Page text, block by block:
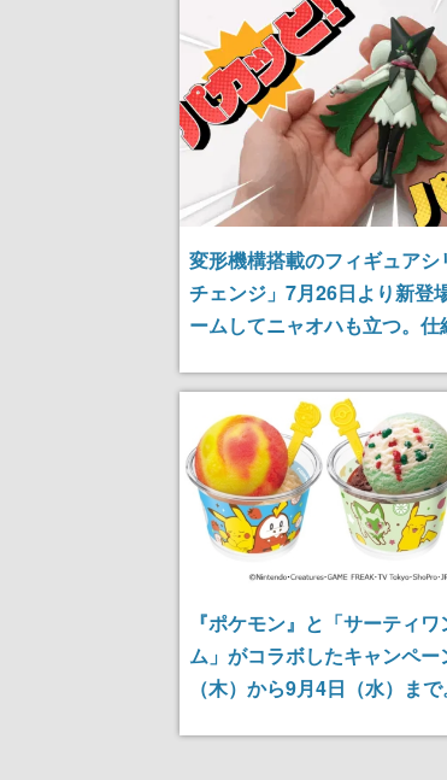
変形機構搭載のフィギュア
チェンジ」7月26日より新登
ームしてニャオハも立つ。
『ポケモン』と「サーティ
ム」がコラボしたキャンペ
（木）から9月4日（水）ま
好きホゲータとおなじみの